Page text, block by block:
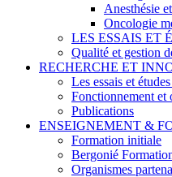
Anesthésie
Oncologie
LES ESSAIS ET
Qualité et gestion
RECHERCHE ET
Les essais et
Fonctionnement et
Publications
ENSEIGNEMENT &
Formation initiale
Bergonié
Organismes